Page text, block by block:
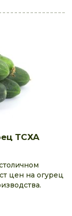
ТСХА
цен на огурец